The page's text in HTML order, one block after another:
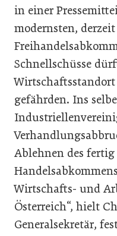
in einer
modernsten,
Schnellschüsse
gefährden. Ins
Ablehnen des fertig
Wirtschafts- und
Österreich“, hielt
Generalsekretär,